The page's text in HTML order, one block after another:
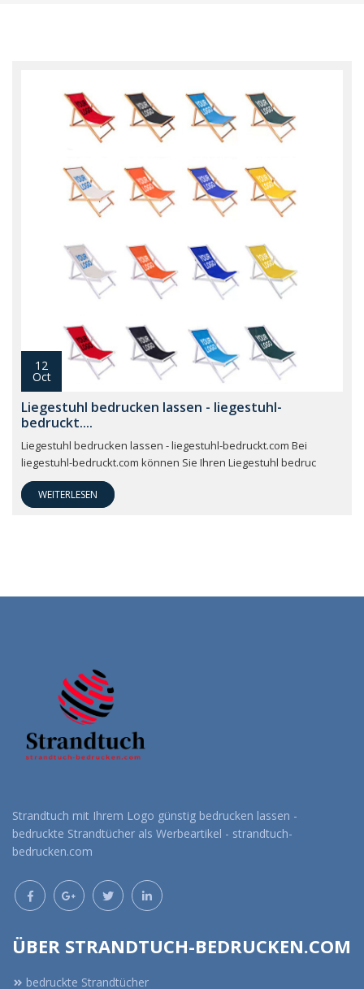
12
Oct
Liegestuhl bedrucken lassen - liegestuhl-
bedruckt....
Liegestuhl bedrucken lassen - liegestuhl-bedruckt.com Bei
liegestuhl-bedruckt.com können Sie Ihren Liegestuhl bedruc
WEITERLESEN
Strandtuch mit Ihrem Logo günstig bedrucken lassen -
bedruckte Strandtücher als Werbeartikel - strandtuch-
bedrucken.com
ÜBER STRANDTUCH-BEDRUCKEN.COM
bedruckte Strandtücher